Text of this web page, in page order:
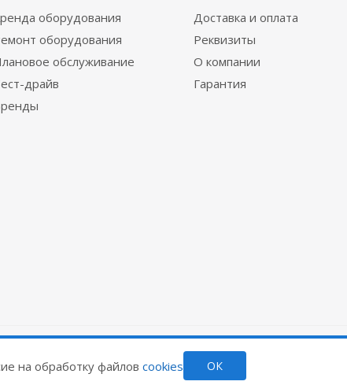
оборудования
оборудования
обслуживание
драйв
Доставка и оплата
Реквизиты
О компании
Гарантия
офертой
на обработку файлов cookies ОК